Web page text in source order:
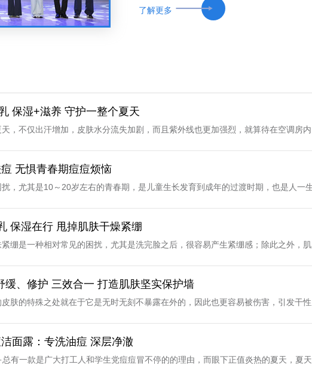
效护肤，坚守转化医学理念，以临床真实皮肤
肤变化开展系统性研究，用严谨科研与严苛
雪表示，非遗文化是中华文明绵延传承的生动见
了解更多
保湿+滋养 守护一整个夏天
，不仅出汗增加，皮肤水分流失加剧，而且紫外线也更加强烈，就算待在空调房
功效赢得了消费者的普遍青睐。产品核心成分96%高纯维生素E，其脂溶属性，
注入水分和养分。夏天涂抹护肤品的一大痛点是油腻，但涂抹协和维E乳完全不
当作身体乳，涂抹在手臂、腿部、脚部及身体其他部位，只要是容易干燥的地方
无惧青春期痘痘烦恼
，尤其是10～20岁左右的青春期，是儿童生长发育到成年的过渡时期，也是人一
核心之掌叶大黄，品牌甄选优质掌叶大黄，萃取祛噪祛痘能量，减少油痘发生，
成分，温和洗去面部油污，深层净澈辅助祛痘，不会因清洁力过强而破坏角质层
20.61%，功效明显。青春期很美好，但也很脆弱，作为青春期“标配”的青春痘，
保湿在行 甩掉肌肤干燥紧绷
绷是一种相对常见的困扰，尤其是洗完脸之后，很容易产生紧绷感；除此之外，
论如何，除了病理性外，皮肤紧绷都与皮肤干燥有关，而要改善，就需要补水保
，不解决根本问题。正如标题所言，要用保湿类功效护肤品。由苏州协和药业出
效护肤品协和维e乳添加96%高纯维生素E，有效提升皮肤保湿力，另一成分霍霍
缓、修护 三效合一 打造肌肤坚实保护墙
肤的特殊之处就在于它是无时无刻不暴露在外的，因此也更容易被伤害，引发干
较为健康的状态。这里简要解释一下舒缓和修护，所谓舒缓，是指内部或外部的
皮肤处于脆弱状态，易发生起皮、干燥、泛红等症状，这就需要使用修护类产品
面露：专洗油痘 深层净澈
总有一款是广大打工人和学生党痘痘冒不停的的理由，而眼下正值炎热的夏天，夏